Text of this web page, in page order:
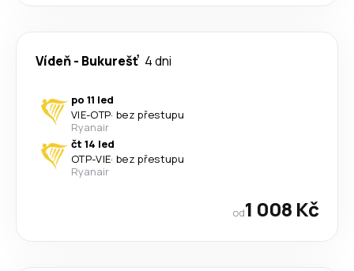
Vídeň- Bukurešť 4 dni
po 11 led
VIE-OTP· bez přestupu
Ryanair
čt 14 led
OTP-VIE· bez přestupu
Ryanair
od1 008 Kč